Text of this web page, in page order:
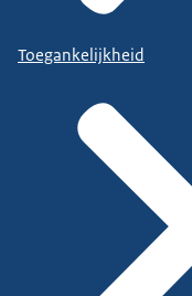
Toegankelijkheid